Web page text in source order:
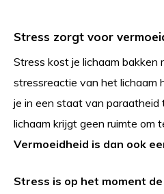
Stress zorgt voor
Stress kost je lichaam bakken
stressreactie van het lichaam
je in een staat van paraatheid
lichaam krijgt geen ruimte om
Vermoeidheid is dan ook
Stress is op het moment